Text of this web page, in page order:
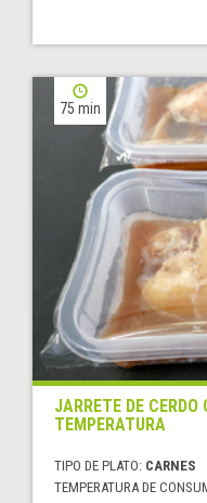
75 min
JARRETE DE
TEMPERATURA
TIPO DE PLATO: CARNES
TEMPERATURA DE